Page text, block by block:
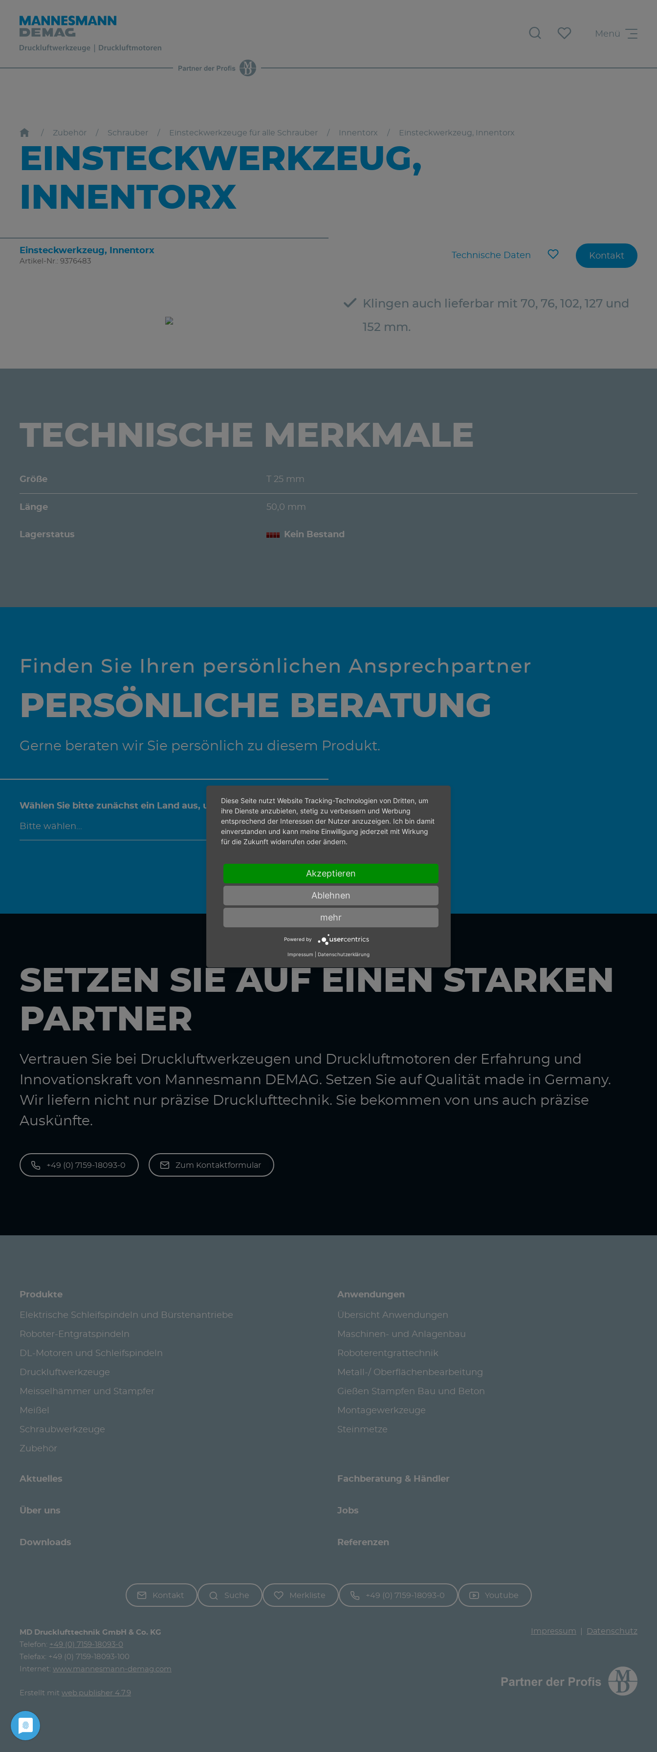
Menü
Zubehör Schrauber Einsteckwerkzeuge für alle Schrauber Innentorx Einsteckwerkzeug, Innentorx
EINSTECKWERKZEUG,
INNENTORX
Einsteckwerkzeug, Innentorx
Artikel-Nr.: 9376483
Technische Daten Kontakt
Klingen auch lieferbar mit 70, 76, 102, 127 und
152 mm.
TECHNISCHE MERKMALE
Größe T 25 mm
Länge 50,0 mm
Lagerstatus Kein Bestand
Finden Sie Ihren persönlichen Ansprechpartner
PERSÖNLICHE BERATUNG
Gerne beraten wir Sie persönlich zu diesem Produkt.
Wählen Sie bitte zunächst ein Land aus, um den richtigen Ansprechpartner zu finden.
SETZEN SIE AUF EINEN STARKEN
PARTNER
Vertrauen Sie bei Druckluftwerkzeugen und Druckluftmotoren der Erfahrung und
Innovationskraft von Mannesmann DEMAG. Setzen Sie auf Qualität made in Germany.
Wir liefern nicht nur präzise Drucklufttechnik. Sie bekommen von uns auch präzise
Auskünfte.
+49 (0) 7159-18093-0 Zum Kontaktformular
Produkte
Elektrische Schleifspindeln und Bürstenantriebe
Roboter-Entgratspindeln
DL-Motoren und Schleifspindeln
Druckluftwerkzeuge
Meisselhämmer und Stampfer
Meißel
Schraubwerkzeuge
Zubehör
Anwendungen
Übersicht Anwendungen
Maschinen- und Anlagenbau
Roboterentgrattechnik
Metall-/ Oberflächenbearbeitung
Gießen Stampfen Bau und Beton
Montagewerkzeuge
Steinmetze
Aktuelles Fachberatung & Händler
Über uns Jobs
Downloads Referenzen
Kontakt Suche Merkliste +49 (0) 7159-18093-0 Youtube
MD Drucklufttechnik GmbH & Co. KG
Telefon: +49 (0) 7159-18093-0
Telefax: +49 (0) 7159-18093-100
Internet: www.mannesmann-demag.com
Erstellt mit web.publisher 4.7.9
Impressum Datenschutz
Diese Seite nutzt Website Tracking-Technologien von Dritten, um
ihre Dienste anzubieten, stetig zu verbessern und Werbung
entsprechend der Interessen der Nutzer anzuzeigen. Ich bin damit
einverstanden und kann meine Einwilligung jederzeit mit Wirkung
für die Zukunft widerrufen oder ändern.
Akzeptieren
Ablehnen
mehr
Powered by
Impressum Datenschutzerklärung